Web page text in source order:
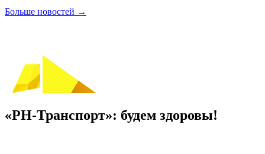
Больше новостей →
«РН-Транспорт»: будем здоровы!